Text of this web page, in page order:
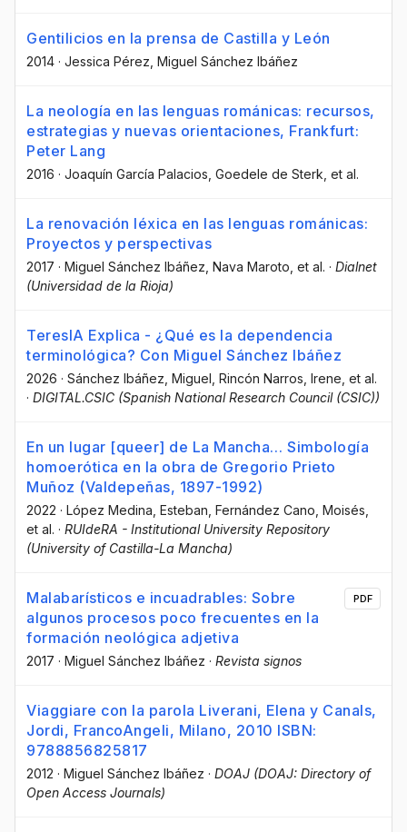
Gentilicios en la prensa de Castilla y León
2014 · Jessica Pérez , Miguel Sánchez Ibáñez
La neología en las lenguas románicas: recursos,
estrategias y nuevas orientaciones, Frankfurt:
Peter Lang
2016 · Joaquín García Palacios , Goedele de Sterk , et al.
La renovación léxica en las lenguas románicas:
Proyectos y perspectivas
2017 · Miguel Sánchez Ibáñez , Nava Maroto , et al. · Dialnet
(Universidad de la Rioja)
TeresIA Explica - ¿Qué es la dependencia
terminológica? Con Miguel Sánchez Ibáñez
2026 · Sánchez Ibáñez, Miguel , Rincón Narros, Irene , et al.
· DIGITAL.CSIC (Spanish National Research Council (CSIC))
En un lugar [queer] de La Mancha… Simbología
homoerótica en la obra de Gregorio Prieto
Muñoz (Valdepeñas, 1897-1992)
2022 · López Medina, Esteban , Fernández Cano, Moisés
et al. · RUIdeRA - Institutional University Repository
(University of Castilla-La Mancha)
Malabarísticos e incuadrables: Sobre
algunos procesos poco frecuentes en la
formación neológica adjetiva
2017 · Miguel Sánchez Ibáñez · Revista signos
PDF
Viaggiare con la parola Liverani, Elena y Canals,
Jordi, FrancoAngeli, Milano, 2010 ISBN:
9788856825817
2012 · Miguel Sánchez Ibáñez · DOAJ (DOAJ: Directory of
Open Access Journals)